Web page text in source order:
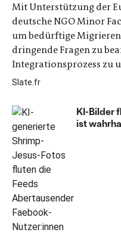
Mit Unterstützung der
deutsche NGO Minor
um bedürftige
dringende Fragen zu
Integrationsprozess zu
Slate.fr
KI-Bilder
ist